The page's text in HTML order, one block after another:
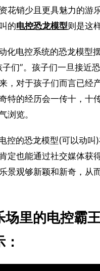
花销少且更具魅力的游
的电控恐龙模型则是这
化电控系统的恐龙模型
子们”。孩子们一旦接近
，对于孩子们而言已经
特的经历会一传十，十
浏览。
控的恐龙模型(可以动叫
定也能通过社交媒体获
景观够新颖和新奇，从
场里的电控霸